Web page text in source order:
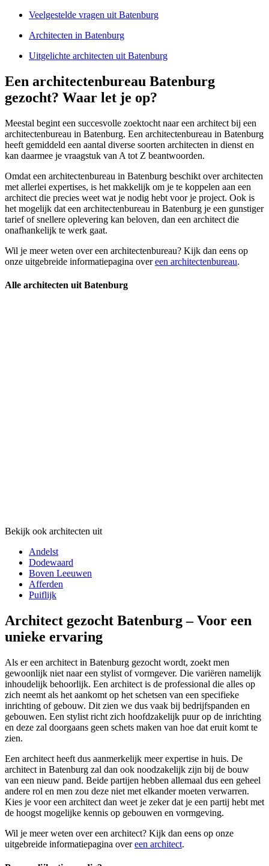
Veelgestelde vragen uit Batenburg
Architecten in Batenburg
Uitgelichte architecten uit Batenburg
Een architectenbureau Batenburg
gezocht? Waar let je op?
Meestal begint een succesvolle zoektocht naar een architect bij een
architectenbureau in Batenburg. Een architectenbureau in Batenburg
heeft gemiddeld een aantal diverse soorten architecten in dienst en
kan daarmee je vraagstuk van A tot Z beantwoorden.
Omdat een architectenbureau in Batenburg beschikt over architecten
met allerlei expertises, is het makkelijk om je te koppelen aan een
architect die precies weet wat je nodig hebt voor je project. Ook is
het mogelijk dat een architectenbureau in Batenburg je een gunstiger
tarief of snellere oplevering kan beloven, dan een architect die
onafhankelijk te werk gaat.
Wil je meer weten over een architectenbureau? Kijk dan eens op
onze uitgebreide informatiepagina overeen architectenbureau.
Alle architecten uit Batenburg
Bekijk ook architecten uit
Andelst
Dodewaard
Boven Leeuwen
Afferden
Puiflijk
Architect gezocht Batenburg – Voor een
unieke ervaring
Als er een architect in Batenburg gezocht wordt, zoekt men
gewoonlijk niet naar een stylist of vormgever. Die variëren namelijk
inhoudelijk behoorlijk. Een architect is de professional die alles op
zich neemt als het aankomt op het schetsen van een specifieke
inrichting of gebouw. Dit zien we dus vaak bij bedrijfspanden en
gebouwen. Een stylist richt zich hoofdzakelijk puur op de inrichting
en deze zal doorgaans geen schets maken van hoe dat eruit komt te
zien.
Een architect heeft dus aanmerkelijk meer expertise in huis. De
architect in Batenburg zal dan ook noodzakelijk zijn bij de bouw
van een nieuw pand. Beide partijen hebben allemaal dus een geheel
andere rol en men zou deze niet met elkander moeten verwarren.
Kies je voor een architect dan weet je zeker dat je een partij hebt met
de hoogst mogelijke kennis op gebouwen en vormgeving.
Wil je meer weten over een architect? Kijk dan eens op onze
uitgebreide informatiepagina overeen architect.